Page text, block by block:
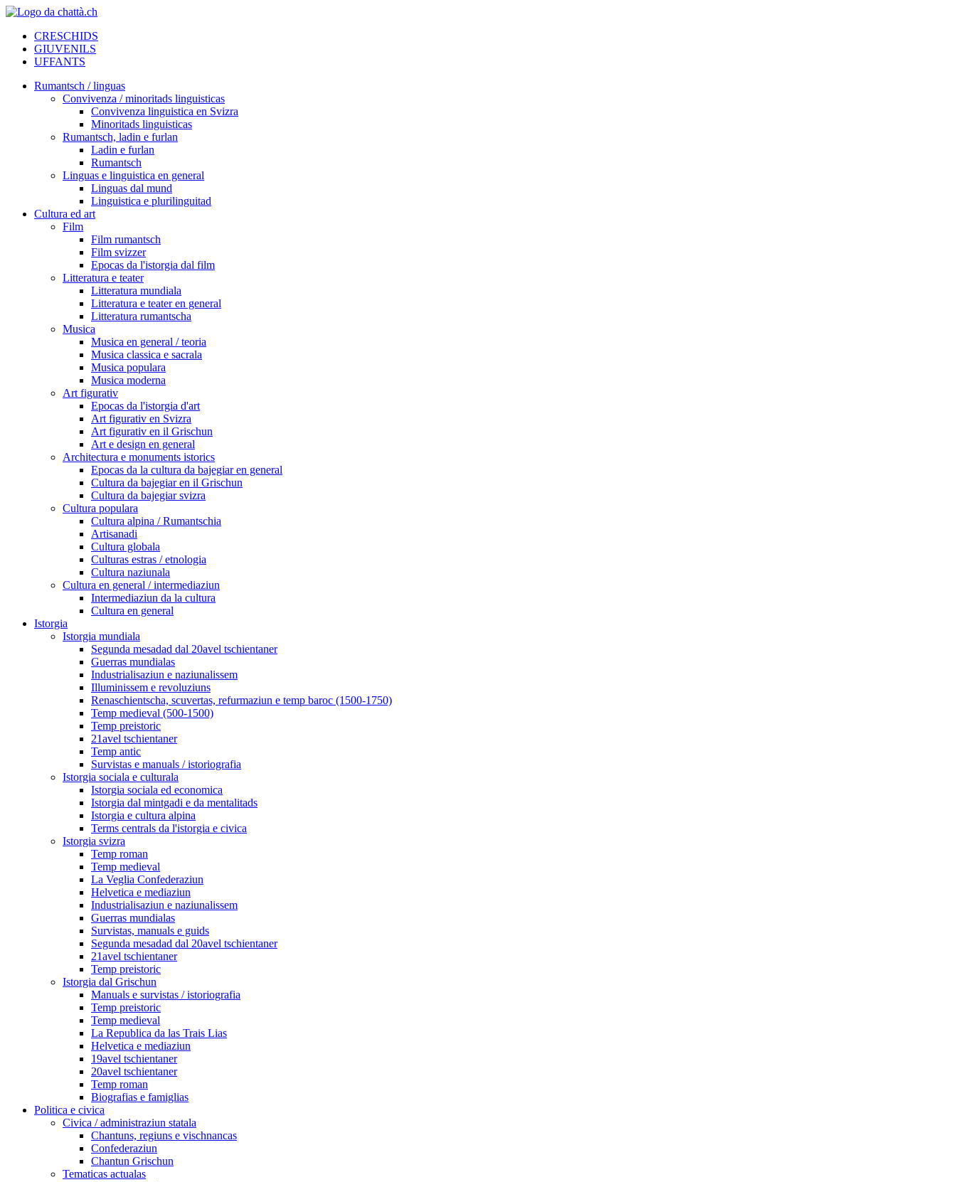
CRESCHIDS
GIUVENILS
UFFANTS
Rumantsch / linguas
Convivenza / minoritads linguisticas
Convivenza linguistica en Svizra
Minoritads linguisticas
Rumantsch, ladin e furlan
Ladin e furlan
Rumantsch
Linguas e linguistica en general
Linguas dal mund
Linguistica e plurilinguitad
Cultura ed art
Film
Film rumantsch
Film svizzer
Epocas da l'istorgia dal film
Litteratura e teater
Litteratura mundiala
Litteratura e teater en general
Litteratura rumantscha
Musica
Musica en general / teoria
Musica classica e sacrala
Musica populara
Musica moderna
Art figurativ
Epocas da l'istorgia d'art
Art figurativ en Svizra
Art figurativ en il Grischun
Art e design en general
Architectura e monuments istorics
Epocas da la cultura da bajegiar en general
Cultura da bajegiar en il Grischun
Cultura da bajegiar svizra
Cultura populara
Cultura alpina / Rumantschia
Artisanadi
Cultura globala
Culturas estras / etnologia
Cultura naziunala
Cultura en general / intermediaziun
Intermediaziun da la cultura
Cultura en general
Istorgia
Istorgia mundiala
Segunda mesadad dal 20avel tschientaner
Guerras mundialas
Industrialisaziun e naziunalissem
Illuminissem e revoluziuns
Renaschientscha, scuvertas, refurmaziun e temp baroc (1500-1750)
Temp medieval (500-1500)
Temp preistoric
21avel tschientaner
Temp antic
Survistas e manuals / istoriografia
Istorgia sociala e culturala
Istorgia sociala ed economica
Istorgia dal mintgadi e da mentalitads
Istorgia e cultura alpina
Terms centrals da l'istorgia e civica
Istorgia svizra
Temp roman
Temp medieval
La Veglia Confederaziun
Helvetica e mediaziun
Industrialisaziun e naziunalissem
Guerras mundialas
Survistas, manuals e guids
Segunda mesadad dal 20avel tschientaner
21avel tschientaner
Temp preistoric
Istorgia dal Grischun
Manuals e survistas / istoriografia
Temp preistoric
Temp medieval
La Republica da las Trais Lias
Helvetica e mediaziun
19avel tschientaner
20avel tschientaner
Temp roman
Biografias e famiglias
Politica e civica
Civica / administraziun statala
Chantuns, regiuns e vischnancas
Confederaziun
Chantun Grischun
Tematicas actualas